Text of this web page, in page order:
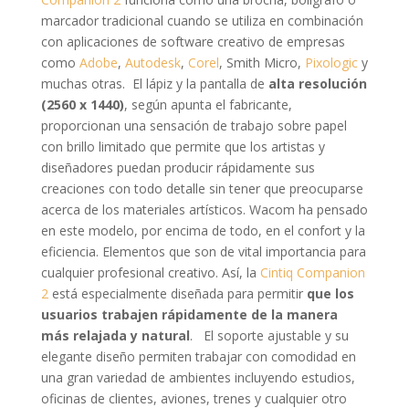
marcador tradicional cuando se utiliza en combinación
con aplicaciones de software creativo de empresas
como Adobe, Autodesk, Corel, Smith Micro, Pixologicy
muchas otras. El lápiz y la pantalla de alta resolución
(2560 x 1440), según apunta el fabricante,
proporcionan una sensación de trabajo sobre papel
con brillo limitado que permite que los artistas y
diseñadores puedan producir rápidamente sus
creaciones con todo detalle sin tener que preocuparse
acerca de los materiales artísticos. Wacom ha pensado
en este modelo, por encima de todo, en el confort y la
eficiencia. Elementos que son de vital importancia para
cualquier profesional creativo. Así, la Cintiq Companion
2está especialmente diseñada para permitir que los
usuarios trabajen rápidamente de la manera
más relajada y natural. El soporte ajustable y su
elegante diseño permiten trabajar con comodidad en
una gran variedad de ambientes incluyendo estudios,
oficinas de clientes, aviones, trenes y cualquier otro